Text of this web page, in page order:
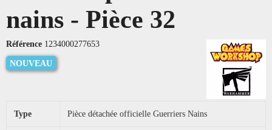
nains - Pièce 32
Référence 1234000277653
NOUVEAU
Type Pièce détachée officielle Guerriers Nains